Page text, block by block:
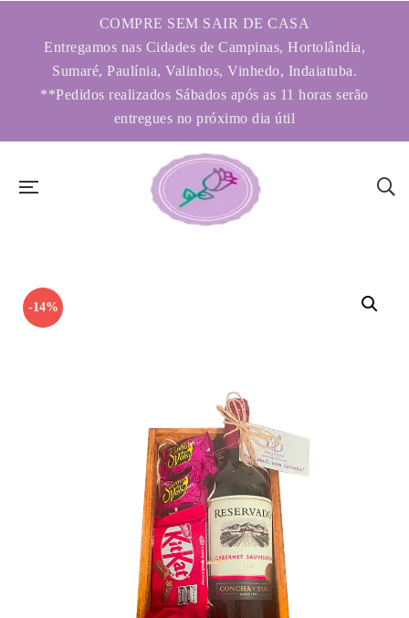
COMPRE SEM SAIR DE CASA
Entregamos nas Cidades de Campinas, Hortolândia,
Sumaré, Paulínia, Valinhos, Vinhedo, Indaiatuba.
**Pedidos realizados Sábados após as 11 horas serão
entregues no próximo dia útil
-14%